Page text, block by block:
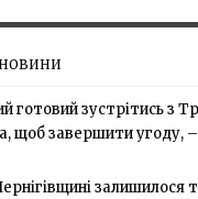
готовий зустрітись з
щоб завершити угоду,
залишилося